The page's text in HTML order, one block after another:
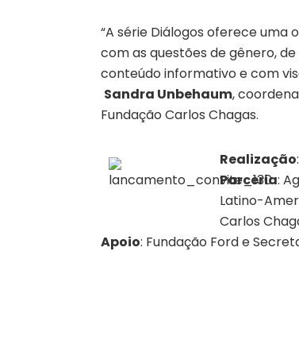
“A série Diálogos oferece
com as questões de gênero,
conteúdo informativo e com
Sandra Unbehaum,
Fundação Carlos Chagas.
Realização
Parceria:
Latino-
Carlos
Apoio: Fundação Ford e